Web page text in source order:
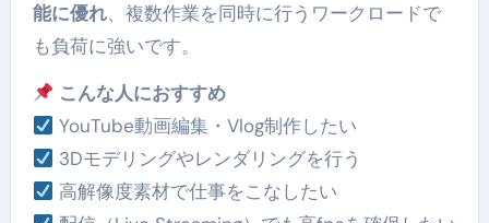
能に優れ、複数作業を同時に行うワークロードで
も負荷に強いです。
こんな人におすすめ
YouTube動画編集・Vlog制作したい
3Dモデリングやレンダリングを行う
高解像度素材で仕事をこなしたい